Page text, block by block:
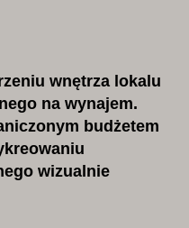
wnętrza lokalu
na wynajem.
budżetem
wizualnie